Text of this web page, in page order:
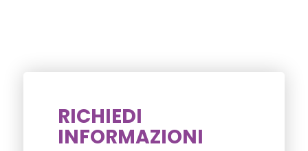
RICHIEDI
INFORMAZIONI